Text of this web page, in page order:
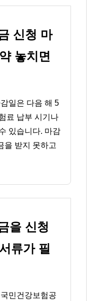
신청 마
놓치면
일은 다음 해 5
료 납부 시기나
있습니다. 마감
을 받지 못하고
을 신청
류가 필
민건강보험공